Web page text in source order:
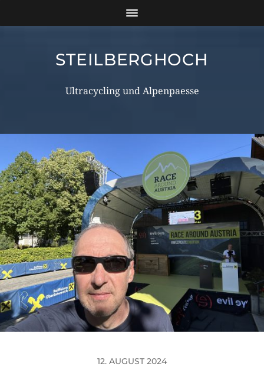
STEILBERGHOCH
Ultracycling und Alpenpaesse
12. AUGUST 2024